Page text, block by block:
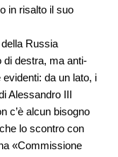
in risalto il suo
Russia
di destra, ma anti-
da un lato, i
Alessandro III
c’è alcun bisogno
lo scontro con
«Commissione